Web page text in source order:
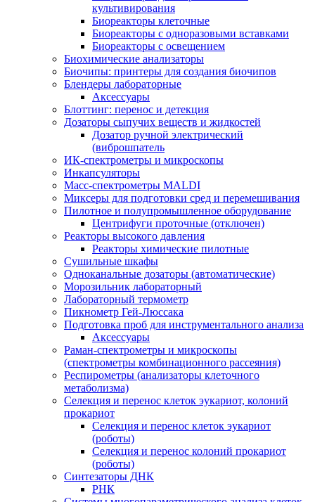
культивирования
Биореакторы клеточные
Биореакторы с одноразовыми вставками
Биореакторы с освещением
Биохимические анализаторы
Биочипы: принтеры для создания биочипов
Блендеры лабораторные
Аксессуары
Блоттинг: перенос и детекция
Дозаторы сыпучих веществ и жидкостей
Дозатор ручной электрический
(виброшпатель
ИК-спектрометры и микроскопы
Инкапсуляторы
Масс-спектрометры MALDI
Миксеры для подготовки сред и перемешивания
Пилотное и полупромышленное оборудование
Центрифуги проточные (отключен)
Реакторы высокого давления
Реакторы химические пилотные
Сушильные шкафы
Одноканальные дозаторы (автоматические)
Морозильник лабораторный
Лабораторный термометр
Пикнометр Гей-Люссака
Подготовка проб для инструментального анализа
Аксессуары
Раман-спектрометры и микроскопы
(спектрометры комбинационного рассеяния)
Респирометры (анализаторы клеточного
метаболизма)
Селекция и перенос клеток эукариот, колоний
прокариот
Селекция и перенос клеток эукариот
(роботы)
Селекция и перенос колоний прокариот
(роботы)
Синтезаторы ДНК
РНК